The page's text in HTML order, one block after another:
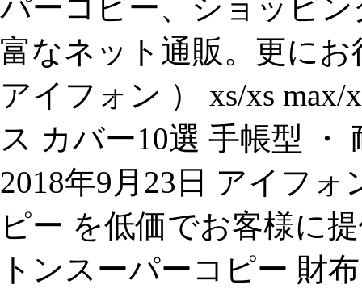
パーコピー、ショッピ
富なネット通販。更に
アイフォン ） xs/xs
ス カバー10選 手帳型 ・
2018年9月23日 アイフ
ピー を低価でお客様に
トンスーパーコピー 財